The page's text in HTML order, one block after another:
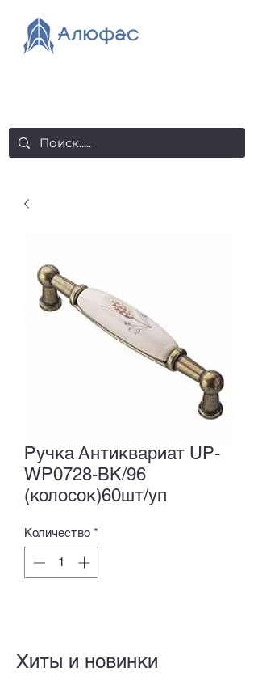
Ручка Антиквариат UP-
WP0728-BK/96
(колосок)60шт/уп
Количество *
Хиты и новинки